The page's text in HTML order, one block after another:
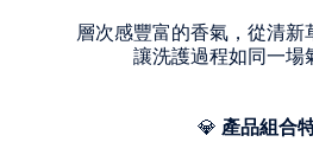
層次感豐富的香氣，從清新
讓洗護過程如同一場
💎 產品組合